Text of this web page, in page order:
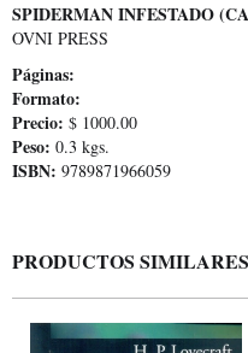
SPIDERMAN INFESTADO
OVNI PRESS
Páginas:
Formato:
Precio: $ 1000.00
Peso: 0.3 kgs.
ISBN: 9789871966059
PRODUCTOS SIMILARES